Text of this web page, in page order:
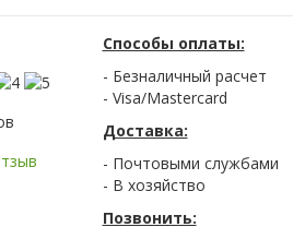
Способы оплаты:
- Безналичный расчет
- Visa/Mastercard
Доставка:
- Почтовыми службами
- В хозяйство
Позвонить: